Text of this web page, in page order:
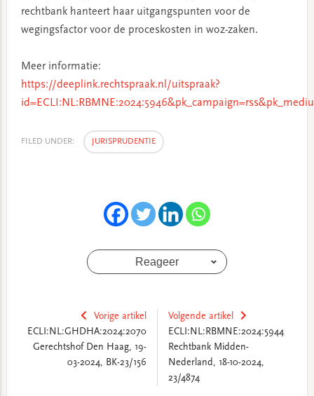
rechtbank hanteert haar uitgangspunten voor de
wegingsfactor voor de proceskosten in woz-zaken.
Meer informatie:
https://deeplink.rechtspraak.nl/uitspraak?
FILED UNDER: JURISPRUDENTIE
Reageer
Vorige artikel
ECLI:NL:GHDHA:2024:2070
Gerechtshof Den Haag, 19-
03-2024, BK-23/156
Volgende artikel
ECLI:NL:RBMNE:2024:5944
Rechtbank Midden-
Nederland, 18-10-2024,
23/4874